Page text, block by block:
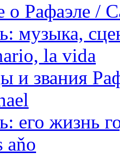
о Рафаэле /
музыка,
la vida
и звания
его жизнь
aňo